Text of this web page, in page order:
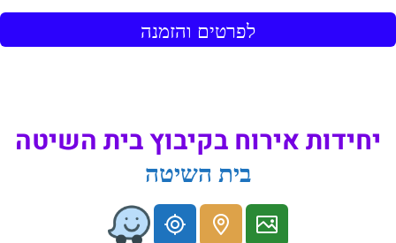
לפרטים והזמנה
יחידות אירוח בקיבוץ בית השיטה
בית השיטה